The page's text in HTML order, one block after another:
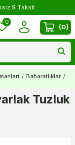
9 Taksit
0
(0)
/ Baharatlıklar /
Tuzluk